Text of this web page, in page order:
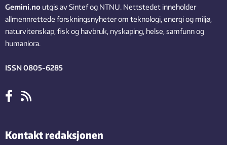
Gemini.no utgis av Sintef og NTNU. Nettstedet inneholder
allmennrettede forskningsnyheter om teknologi, energi og miljø,
naturvitenskap, fisk og havbruk, nyskaping, helse, samfunn og
humaniora.
ISSN 0805-6285
Kontakt redaksjonen